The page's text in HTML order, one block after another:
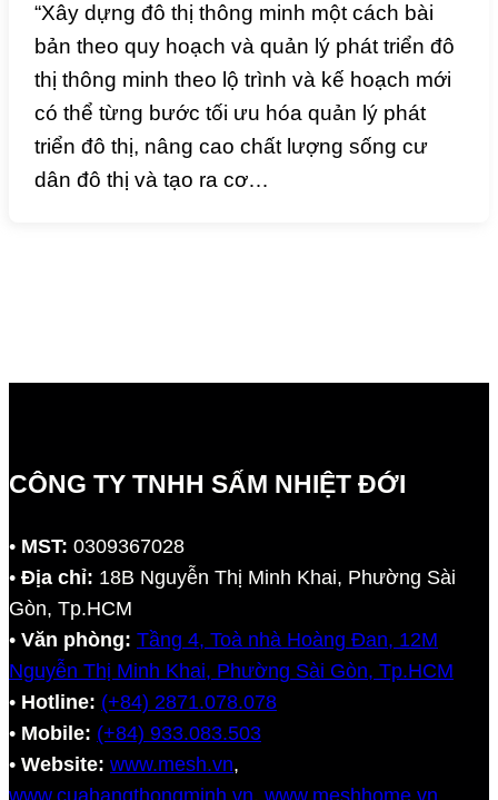
“Xây dựng đô thị thông minh một cách bài
bản theo quy hoạch và quản lý phát triển đô
thị thông minh theo lộ trình và kế hoạch mới
có thể từng bước tối ưu hóa quản lý phát
triển đô thị, nâng cao chất lượng sống cư
dân đô thị và tạo ra cơ…
CÔNG TY TNHH SẤM NHIỆT ĐỚI
• MST: 0309367028
• Địa chỉ: 18B Nguyễn Thị Minh Khai, Phường Sài
Gòn, Tp.HCM
• Văn phòng: Tầng 4, Toà nhà Hoàng Đan, 12M
Nguyễn Thị Minh Khai, Phường Sài Gòn, Tp.HCM
• Hotline: (+84) 2871.078.078
• Mobile: (+84) 933.083.503
• Website: www.mesh.vn,